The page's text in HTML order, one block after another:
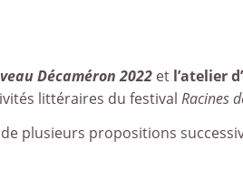
Décaméron 2022 et l’atelier
littéraires du festival Racines
plusieurs propositions